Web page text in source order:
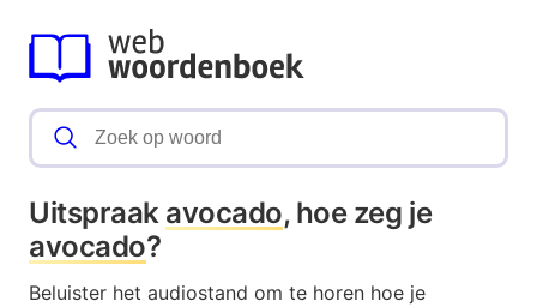
Uitspraak avocado, hoe zeg je
avocado?
Beluister het audiostand om te horen hoe je